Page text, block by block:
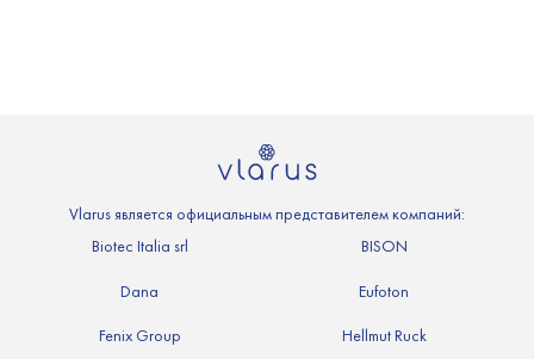
Vlarus является официальным представителем компаний:
Biotec Italia srl
BISON
Dana Eufoton
Fenix Group Hellmut Ruck